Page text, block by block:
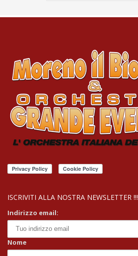
ISCRIVITI ALLA NOSTRA NEWSLETTER !!!
Indirizzo email:
Nome